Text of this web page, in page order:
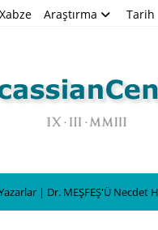
Xabze Araştırma Tarih
| Dr. MEŞFEŞ'Ü Necdet